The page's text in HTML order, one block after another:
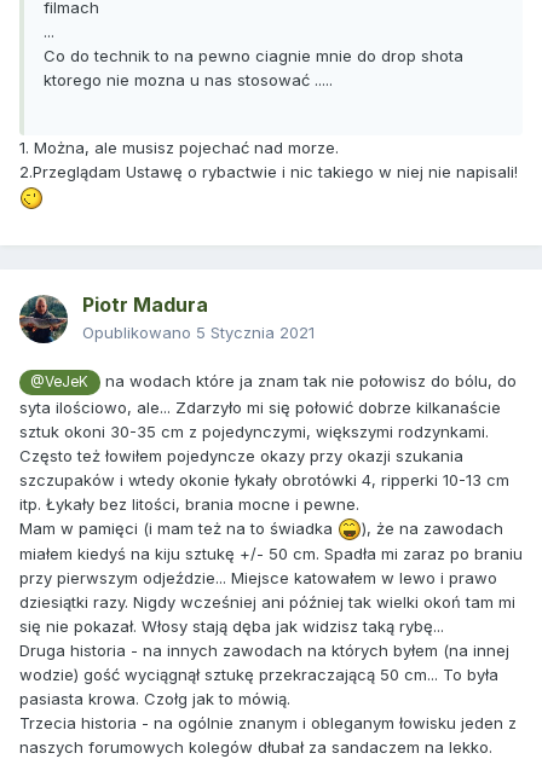
filmach
...
Co do technik to na pewno ciagnie mnie do drop shota
ktorego nie mozna u nas stosować .....
1. Można, ale musisz pojechać nad morze.
2.Przeglądam Ustawę o rybactwie i nic takiego w niej nie napisali!
Piotr Madura
Opublikowano 5 Stycznia 2021
@VeJeK
na wodach które ja znam tak nie połowisz do bólu, do
syta ilościowo, ale... Zdarzyło mi się połowić dobrze kilkanaście
sztuk okoni 30-35 cm z pojedynczymi, większymi rodzynkami.
Często też łowiłem pojedyncze okazy przy okazji szukania
szczupaków i wtedy okonie łykały obrotówki 4, ripperki 10-13 cm
itp. Łykały bez litości, brania mocne i pewne.
Mam w pamięci (i mam też na to świadka
), że na zawodach
miałem kiedyś na kiju sztukę +/- 50 cm. Spadła mi zaraz po braniu
przy pierwszym odjeździe... Miejsce katowałem w lewo i prawo
dziesiątki razy. Nigdy wcześniej ani później tak wielki okoń tam mi
się nie pokazał. Włosy stają dęba jak widzisz taką rybę...
Druga historia - na innych zawodach na których byłem (na innej
wodzie) gość wyciągnął sztukę przekraczającą 50 cm... To była
pasiasta krowa. Czołg jak to mówią.
Trzecia historia - na ogólnie znanym i obleganym łowisku jeden z
naszych forumowych kolegów dłubał za sandaczem na lekko.